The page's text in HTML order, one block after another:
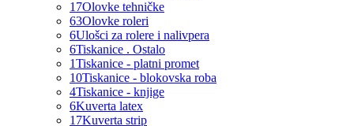
17Olovke tehničke
63Olovke roleri
6Ulošci za rolere i nalivpera
6Tiskanice . Ostalo
1Tiskanice - platni promet
10Tiskanice - blokovska roba
4Tiskanice - knjige
6Kuverta latex
17Kuverta strip